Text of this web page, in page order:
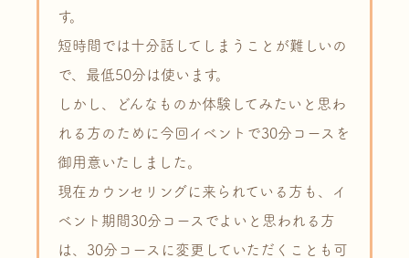
す。
短時間では十分話してしまうことが難しいの
で、最低50分は使います。
しかし、どんなものか体験してみたいと思わ
れる方のために今回イベントで30分コースを
御用意いたしました。
現在カウンセリングに来られている方も、イ
ベント期間30分コースでよいと思われる方
は、30分コースに変更していただくことも可